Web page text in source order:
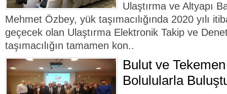
Ulaştırma ve Altyapı
Mehmet Özbey, yük taşımacılığında 2020 yılı
geçecek olan Ulaştırma Elektronik Takip ve
taşımacılığın tamamen kon..
Bulut ve
Bolulularla